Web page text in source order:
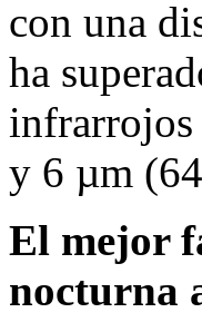
con una
ha
infrarrojos
y 6 µm
El mejor
nocturna